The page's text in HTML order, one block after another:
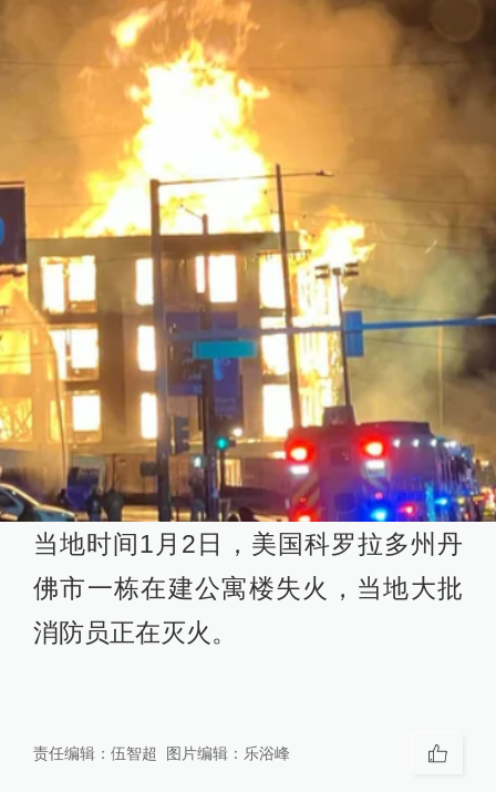
当地时间1月2日，美国科罗拉多州丹
佛市一栋在建公寓楼失火，当地大批
消防员正在灭火。
责任编辑： 伍智超 图片编辑： 乐浴峰